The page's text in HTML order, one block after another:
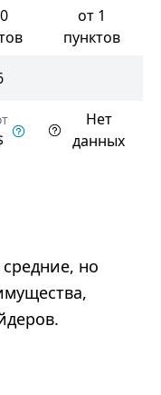
от 1
пунктов
Нет
данных
но